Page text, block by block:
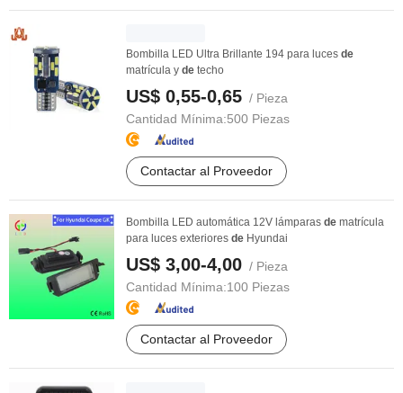
Bombilla LED Ultra Brillante 194 para luces de
matrícula y de techo
US$ 0,55-0,65 / Pieza
Cantidad Mínima:500 Piezas
Contactar al Proveedor
Bombilla LED automática 12V lámparas de matrícula
para luces exteriores de Hyundai
US$ 3,00-4,00 / Pieza
Cantidad Mínima:100 Piezas
Contactar al Proveedor